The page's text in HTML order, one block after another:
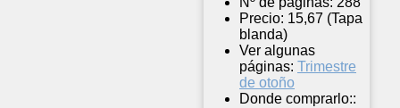
Precio: 15,67 (Tapa
blanda)
Ver algunas
páginas: Trimestre
de otoño
Donde comprarlo::